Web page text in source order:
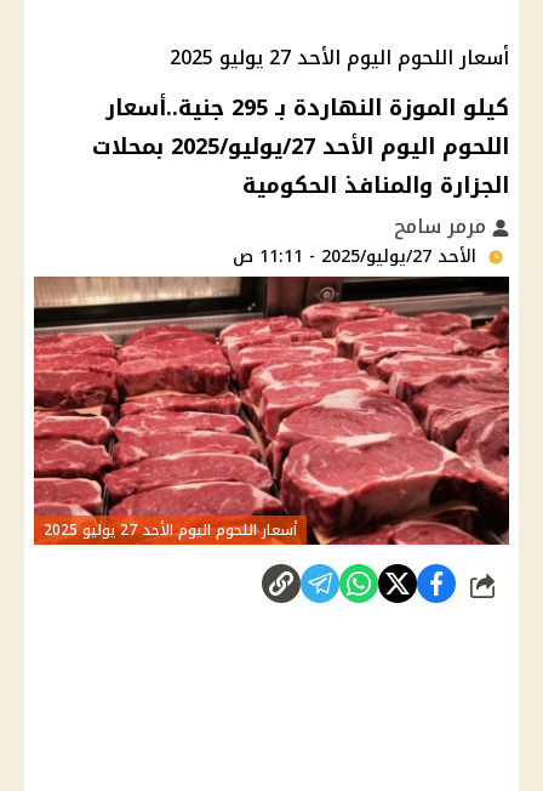
أسعار اللحوم اليوم الأحد 27 يوليو 2025
كيلو الموزة النهاردة بـ 295 جنية..أسعار
اللحوم اليوم الأحد 27/يوليو/2025 بمحلات
الجزارة والمنافذ الحكومية
مرمر سامح
الأحد 27/يوليو/2025 - 11:11 ص
أسعار اللحوم اليوم الأحد 27 يوليو 2025
شارك